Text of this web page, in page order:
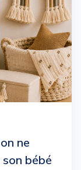
ne
bébé